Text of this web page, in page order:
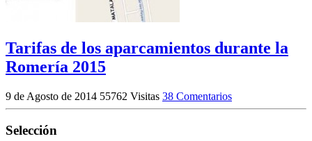
Tarifas de los aparcamientos durante la
Romería 2015
9 de Agosto de 2014 55762 Visitas 38 Comentarios
Selección